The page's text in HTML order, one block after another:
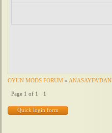
OYUN MODS FORUM » ANASAYFA'DAN
Page 1 of 1 1